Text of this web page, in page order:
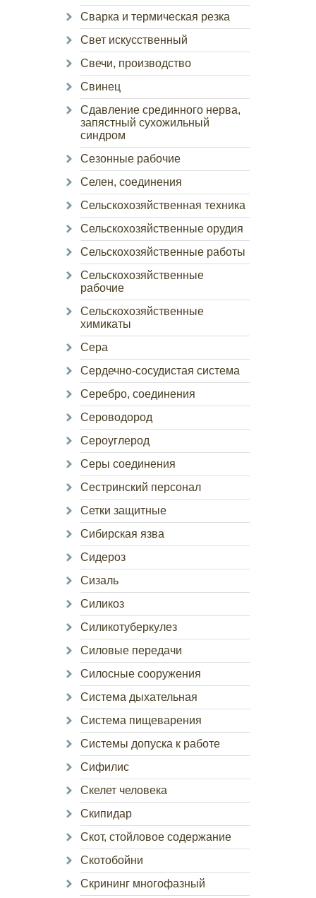
Сварка и термическая резка
Свет искусственный
Свечи, производство
Свинец
Сдавление срединного нерва,
запястный сухожильный
синдром
Сезонные рабочие
Селен, соединения
Сельскохозяйственная техника
Сельскохозяйственные орудия
Сельскохозяйственные работы
Сельскохозяйственные
рабочие
Сельскохозяйственные
химикаты
Сера
Сердечно-сосудистая система
Серебро, соединения
Сероводород
Сероуглерод
Серы соединения
Сестринский персонал
Сетки защитные
Сибирская язва
Сидероз
Сизаль
Силикоз
Силикотуберкулез
Силовые передачи
Силосные сооружения
Система дыхательная
Система пищеварения
Системы допуска к работе
Сифилис
Скелет человека
Скипидар
Скот, стойловое содержание
Скотобойни
Скрининг многофазный